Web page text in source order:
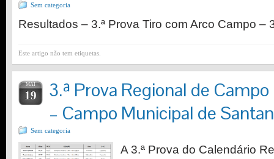
Sem categoria
Resultados – 3.ª Prova Tiro com Arco Campo –
Este artigo não tem etiquetas.
MAI
19
3.ª Prova Regional de
– Campo Municipal de
Sem categoria
A 3.ª Prova do Calendário